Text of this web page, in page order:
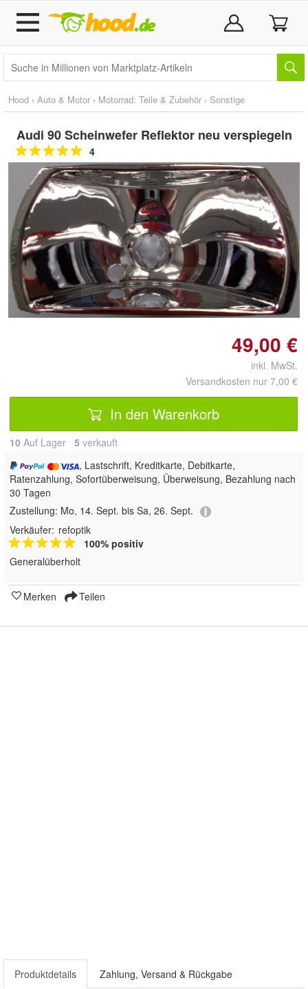
Hood › Auto & Motor › Motorrad: Teile & Zubehör › Sonstige
Audi 90 Scheinwefer Reflektor neu verspiegeln
4
Doppelt antippen zum
vergrößern
49,00 €
inkl. MwSt.
Versandkosten nur 7,00 €
In den Warenkorb
10 Auf Lager 5 verkauft
, Lastschrift, Kreditkarte, Debitkarte,
Ratenzahlung, Sofortüberweisung, Überweisung, Bezahlung nach
30 Tagen
Zustellung: Mo, 14. Sept. bis Sa, 26. Sept.
Verkäufer: refoptik
100% positiv
Generalüberholt
Merken Teilen
Produktdetails Zahlung, Versand & Rückgabe